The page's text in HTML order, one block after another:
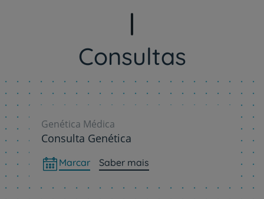
Consultas
Genética Médica
Consulta Genética
Marcar Saber mais